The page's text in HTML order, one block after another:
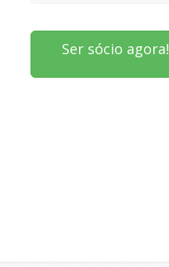
Ser sócio agora!